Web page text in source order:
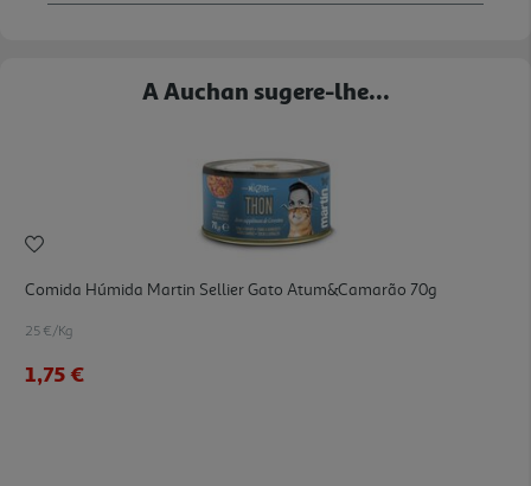
A Auchan sugere-lhe...
Comida Húmida Martin Sellier Gato Atum&camarão 70g
25 €/Kg
1,75 €